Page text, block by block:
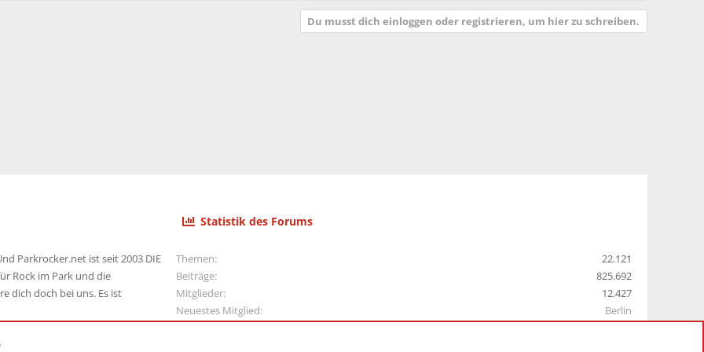
t
e
r
Du musst dich einloggen oder registrieren, um hier zu schreiben.
Parkrocker.net ist seit 2003 DIE
Rock im Park und die
dich doch bei uns. Es ist
Statistik des Forums
Themen
22.121
Beiträge
825.692
Mitglieder
12.427
Neuestes Mitglied
Berlin